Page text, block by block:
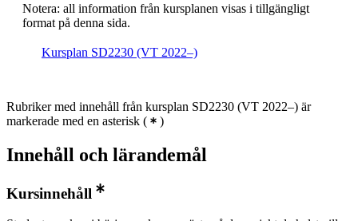
Notera: all information från kursplanen visas i tillgängligt
format på denna sida.
Kursplan SD2230 (VT 2022–)
Rubriker med innehåll från kursplan SD2230 (VT 2022–) är
markerade med en asterisk ( )
Innehåll och lärandemål
Kursinnehåll